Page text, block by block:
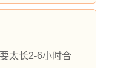
太长2-6小时合